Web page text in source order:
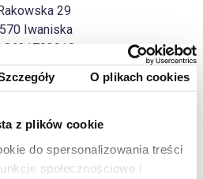
O plikach cookies
z plików cookie
do spersonalizowania treści
społecznościowe i
29
Iwaniska
8631703910
Ideo